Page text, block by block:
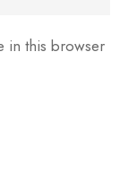
in this browser